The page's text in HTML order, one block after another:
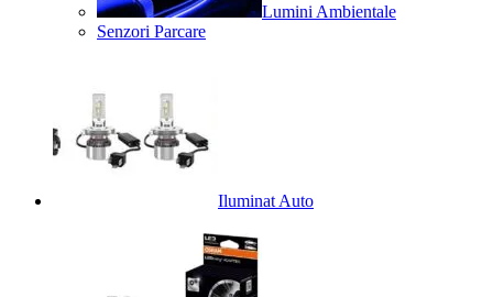
Lumini Ambientale
Senzori Parcare
Iluminat Auto